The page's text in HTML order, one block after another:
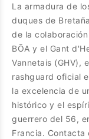
La armadura de
duques de
de la
BŌA y el Gant
Vannetais (GHV),
rashguard oficial
la excelencia de
histórico y el
guerrero del 56,
Francia. Contacta